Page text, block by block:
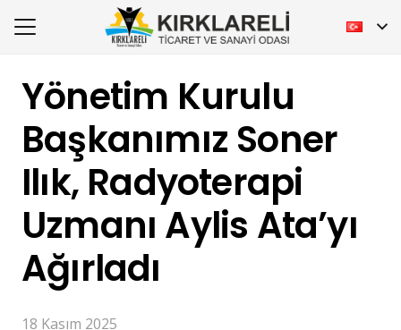
Yönetim Kurulu
Başkanımız Soner
Ilık, Radyoterapi
Uzmanı Aylis Ata’yı
Ağırladı
18 Kasım 2025